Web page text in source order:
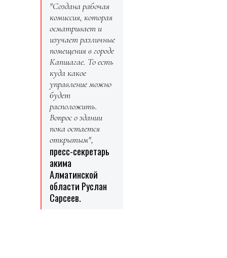
"Создана рабочая
комиссия, которая
осматривает и
изучает различные
помещения в городе
Капшагае. То есть
куда какое
управление можно
будет
расположить.
Вопрос о здании
пока остается
открытым",
пресс-секретарь
акима
Алматинской
области Руслан
Сарсеев.